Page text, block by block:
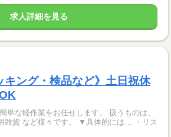
求人詳細を見る
キング・検品など》土日祝休
作業をお任せします。 扱うものは、
々です。 ▼具体的には… ・リス